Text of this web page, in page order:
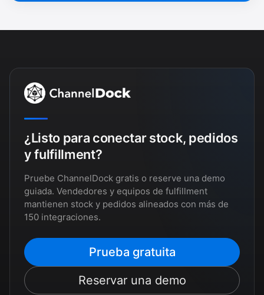
¿Listo para conectar stock, pedidos
y fulfillment?
Pruebe ChannelDock gratis o reserve una demo
guiada. Vendedores y equipos de fulfillment
mantienen stock y pedidos alineados con más de
150 integraciones.
Prueba gratuita
Reservar una demo